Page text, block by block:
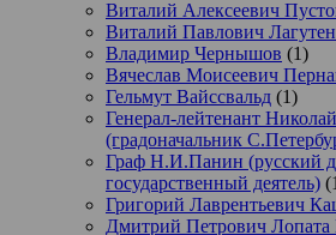
Виталий Алексеевич
Виталий Павлович
Владимир Чернышов (1)
Вячеслав Моисеевич
Гельмут Вайссвальд (1)
Генерал-лейтенант
(градоначальник
Граф Н.И.Панин (русский
государственный деятель)
Григорий Лаврентьевич
Дмитрий Петрович